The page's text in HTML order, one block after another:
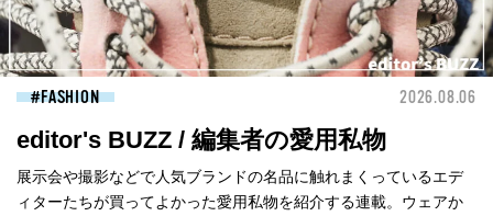
FASHION 2026.08.06
editor's BUZZ / 編集者の愛用私物
展示会や撮影などで人気ブランドの名品に触れまくっているエデ
ィターたちが買ってよかった愛用私物を紹介する連載。ウェアか